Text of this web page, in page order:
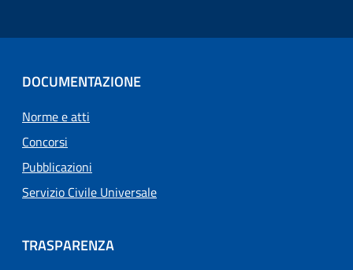
DOCUMENTAZIONE
Norme e atti
Concorsi
Pubblicazioni
Servizio Civile Universale
TRASPARENZA